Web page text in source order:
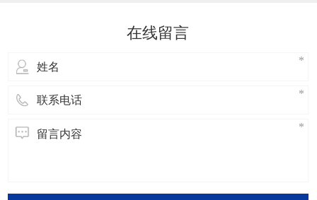
容，欢迎阅读！爱德华真空泵油的效
在线留言